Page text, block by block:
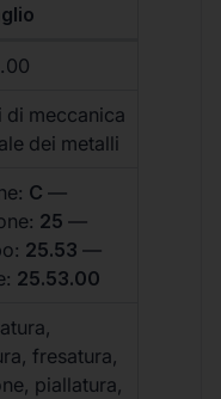
di meccanica
dei metalli
C —
25 —
25.53 —
25.53.00
fresatura,
piallatura,